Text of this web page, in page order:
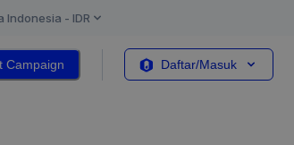
Indonesia - IDR
Campaign Daftar/Masuk